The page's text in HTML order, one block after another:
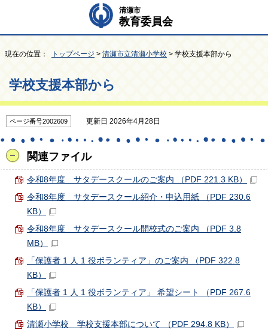
清瀬市
教育委員会
現在の位置： トップページ > 清瀬市立清瀬小学校 > 学校支援本部から
学校支援本部から
ページ番号2002609 更新日 2026年4月28日
関連ファイル
令和8年度 サタデースクールのご案内 （PDF 221.3 KB）
令和8年度 サタデースクール紹介・申込用紙 （PDF 230.6
KB）
令和8年度 サタデースクール開校式のご案内 （PDF 3.8
MB）
「保護者 1 人 1 役ボランティア」のご案内 （PDF 322.8
KB）
「保護者 1 人 1 役ボランティア」 希望シート （PDF 267.6
KB）
清瀬小学校 学校支援本部について （PDF 294.8 KB）